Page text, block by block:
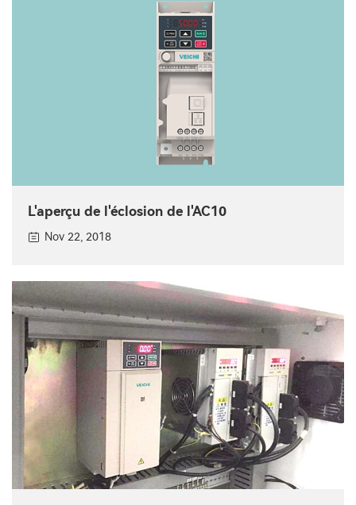
L'aperçu de l'éclosion de l'AC10
Nov 22, 2018